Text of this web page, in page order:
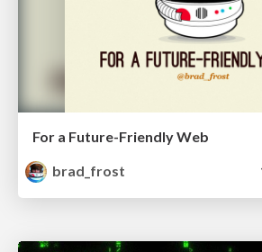
For a Future-Friendly Web
brad_frost